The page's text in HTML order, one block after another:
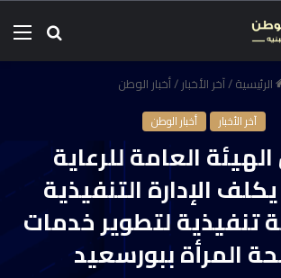
الرئيسية/آخر الأخبار/أخبار الوطن
آخر الأخبار أخبار الوطن
العامة للرعاية
الإدارة التنفيذية
تنفيذية لتطوير خدمات
المرأة ببورسعيد